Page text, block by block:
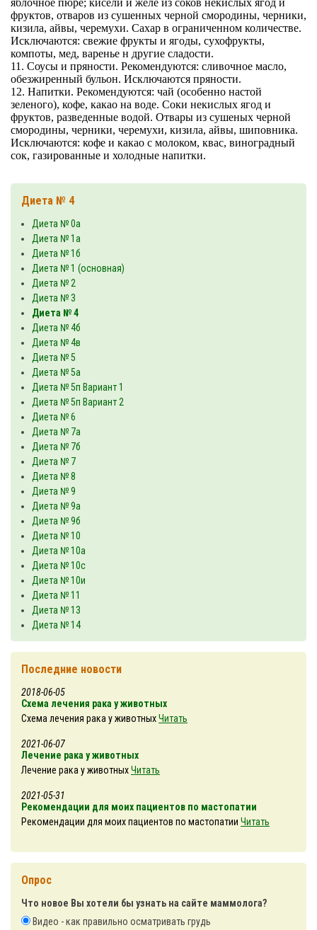
яблочное пюре; кисели и желе из соков некислых ягод и
фруктов, отваров из сушенных черной смородины, черники,
кизила, айвы, черемухи. Сахар в ограниченном количестве.
Исключаются: свежие фрукты и ягоды, сухофрукты,
компоты, мед, варенье н другие сладости.
11. Соусы и пряности. Рекомендуются: сливочное масло,
обезжиренный бульон. Исключаются пряности.
12. Напитки. Рекомендуются: чай (особенно настой
зеленого), кофе, какао на воде. Соки некислых ягод и
фруктов, разведенные водой. Отвары из сушеных черной
смородины, черники, черемухи, кизила, айвы, шиповника.
Исключаются: кофе и какао с молоком, квас, виноградный
сок, газированные и холодные напитки.
Диета № 4
Диета № 0а
Диета № 1а
Диета № 1б
Диета № 1 (основная)
Диета № 2
Диета № 3
Диета № 4
Диета № 4б
Диета № 4в
Диета № 5
Диета № 5а
Диета № 5п Вариант 1
Диета № 5п Вариант 2
Диета № 6
Диета № 7а
Диета № 7б
Диета № 7
Диета № 8
Диета № 9
Диета № 9а
Диета № 9б
Диета № 10
Диета № 10а
Диета № 10с
Диета № 10и
Диета № 11
Диета № 13
Диета № 14
Последние новости
2018-06-05
Схема лечения рака у животных
Схема лечения рака у животныхЧитать
2021-06-07
Лечение рака у животных
Лечение рака у животныхЧитать
2021-05-31
Рекомендации для моих пациентов по мастопатии
Рекомендации для моих пациентов по мастопатии Читать
Опрос
Что новое Вы хотели бы узнать на сайте маммолога?
Видео - как правильно осматривать грудь